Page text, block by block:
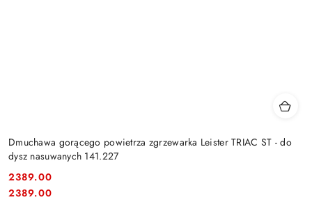
Dmuchawa gorącego powietrza zgrzewarka Leister TRIAC ST - do
dysz nasuwanych 141.227
Cena:
2389.00
Cena:
2389.00